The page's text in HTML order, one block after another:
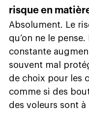
risque en
Absolument. Le
qu’on ne le
constante
souvent mal
de choix pour les
comme si des
des voleurs sont